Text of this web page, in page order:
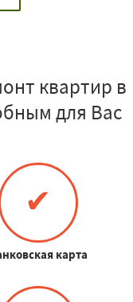
квартир в
для Вас
✔
карта